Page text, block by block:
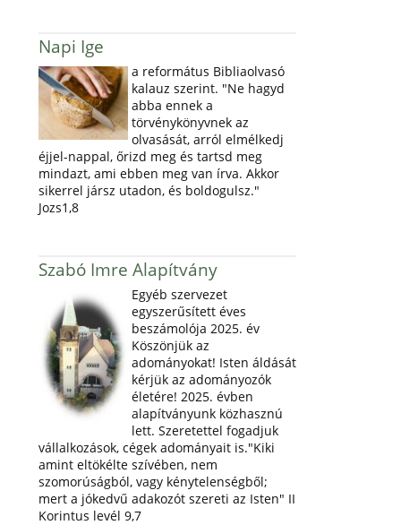
Napi Ige
a református Bibliaolvasó
kalauz szerint. "Ne hagyd
abba ennek a
törvénykönyvnek az
olvasását, arról elmélkedj
éjjel-nappal, őrizd meg és tartsd meg
mindazt, ami ebben meg van írva. Akkor
sikerrel jársz utadon, és boldogulsz."
Jozs1,8
Szabó Imre Alapítvány
Egyéb szervezet
egyszerűsített éves
beszámolója 2025. év
Köszönjük az
adományokat! Isten áldását
kérjük az adományozók
életére! 2025. évben
alapítványunk közhasznú
lett. Szeretettel fogadjuk
vállalkozások, cégek adományait is."Kiki
amint eltökélte szívében, nem
szomorúságból, vagy kénytelenségből;
mert a jókedvű adakozót szereti az Isten" II
Korintus levél 9,7